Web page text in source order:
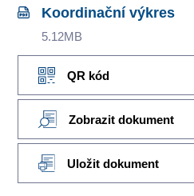
Koordinační výkres
5.12MB
QR kód
Zobrazit dokument
Uložit dokument